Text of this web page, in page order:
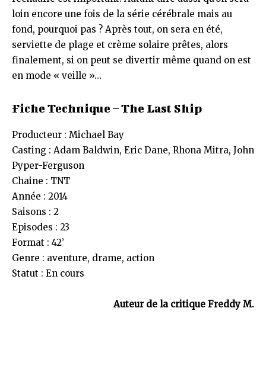
loin encore une fois de la série cérébrale mais au
fond, pourquoi pas ? Après tout, on sera en été,
serviette de plage et crème solaire prêtes, alors
finalement, si on peut se divertir même quand on est
en mode « veille »…
Fiche Technique – The Last Ship
Producteur : Michael Bay
Casting : Adam Baldwin, Eric Dane, Rhona Mitra, John
Pyper-Ferguson
Chaine : TNT
Année : 2014
Saisons : 2
Episodes : 23
Format : 42’
Genre : aventure, drame, action
Statut : En cours
Auteur de la critique Freddy M.